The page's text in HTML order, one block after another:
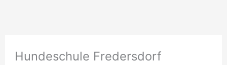
Hundeschule Fredersdorf